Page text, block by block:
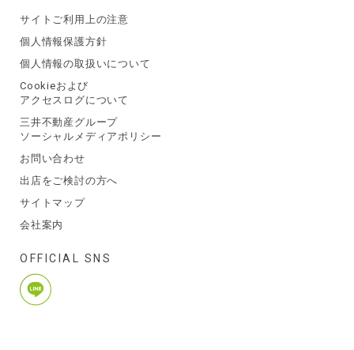
サイトご利用上の注意
個人情報保護方針
個人情報の取扱いについて
Cookieおよび
アクセスログについて
三井不動産グループ
ソーシャルメディアポリシー
お問い合わせ
出店をご検討の方へ
サイトマップ
会社案内
OFFICIAL SNS